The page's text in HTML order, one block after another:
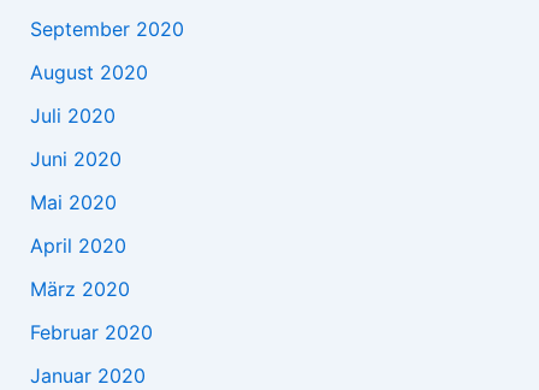
September 2020
August 2020
Juli 2020
Juni 2020
Mai 2020
April 2020
März 2020
Februar 2020
Januar 2020